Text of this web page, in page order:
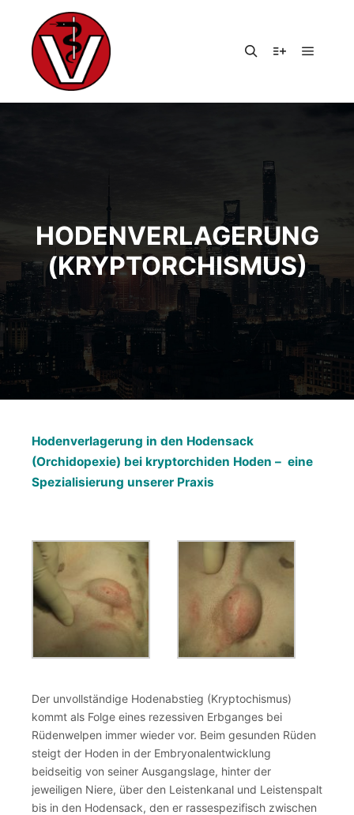
HODENVERLAGERUNG
(KRYPTORCHISMUS)
Hodenverlagerung in den Hodensack
(Orchidopexie) bei kryptorchiden Hoden – eine
Spezialisierung unserer Praxis
Der unvollständige Hodenabstieg (Kryptochismus)
kommt als Folge eines rezessiven Erbganges bei
Rüdenwelpen immer wieder vor. Beim gesunden Rüden
steigt der Hoden in der Embryonalentwicklung
beidseitig von seiner Ausgangslage, hinter der
jeweiligen Niere, über den Leistenkanal und Leistenspalt
bis in den Hodensack, den er rassespezifisch zwischen